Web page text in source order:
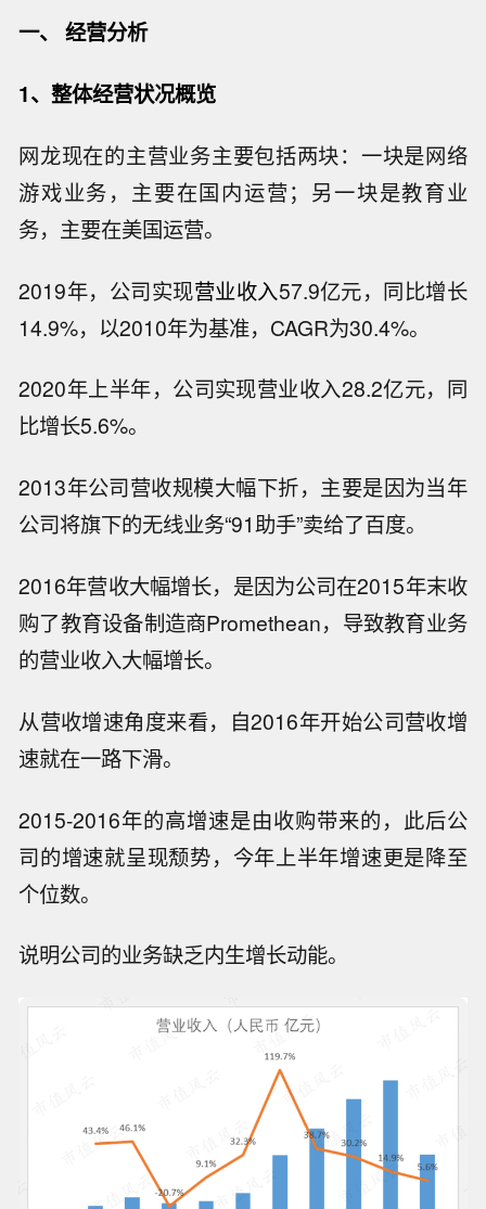
一、 经营分析
1、整体经营状况概览
网龙现在的主营业务主要包括两块：一块是网络
游戏业务，主要在国内运营；另一块是教育业
务，主要在美国运营。
2019年，公司实现营业收入57.9亿元，同比增长
14.9%，以2010年为基准，CAGR为30.4%。
2020年上半年，公司实现营业收入28.2亿元，同
比增长5.6%。
2013年公司营收规模大幅下折，主要是因为当年
公司将旗下的无线业务“91助手”卖给了百度。
2016年营收大幅增长，是因为公司在2015年末收
购了教育设备制造商Promethean，导致教育业务
的营业收入大幅增长。
从营收增速角度来看，自2016年开始公司营收增
速就在一路下滑。
2015-2016年的高增速是由收购带来的，此后公
司的增速就呈现颓势，今年上半年增速更是降至
个位数。
说明公司的业务缺乏内生增长动能。